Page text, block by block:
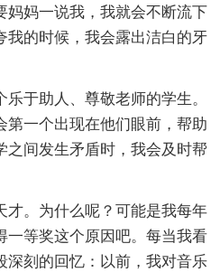
妈妈一说我，我就会不断流下
我的时候，我会露出洁白的牙
于助人、尊敬老师的学生。
第一个出现在他们眼前，帮助
之间发生矛盾时，我会及时帮
才。为什么呢？可能是我每年
一等奖这个原因吧。每当我看
深刻的回忆：以前，我对音乐